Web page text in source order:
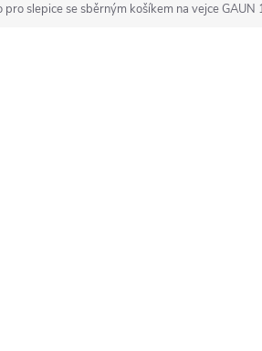
pro slepice se sběrným košíkem na vejce